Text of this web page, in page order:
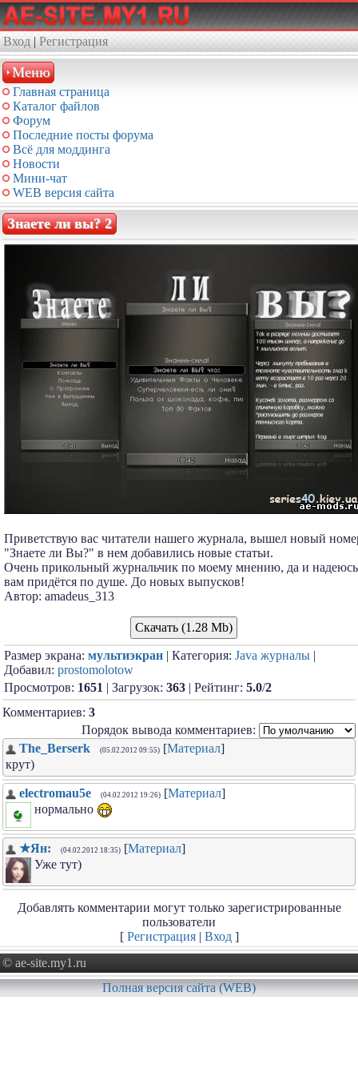
Вход | Регистрация
Меню
Главная страница
Каталог файлов
Форум
Последние посты форума
Всё для моддинга
Новости
Мини-чат
WEB версия сайта
Знаете ли вы? 2
Приветствую вас читатели нашего журнала, вышел новый
"Знаете ли Вы?" в нем добавились новые статьи.
Очень прикольный журнальчик по моему мнению, да и надеюсь
вам придётся по душе. До новых выпусков!
Автор: amadeus_313
Скачать (1.28 Mb)
Размер экрана: мультиэкран | Категория: Java журналы |
Добавил: prostomolotow
Просмотров: 1651 | Загрузок: 363 | Рейтинг: 5.0/2
Комментариев: 3
Порядок вывода комментариев:
The_Berserk
(05.02.2012 09:55) [Материал]
крут)
electromau5e (04.02.2012 19:26) [Материал]
нормально
★Ян: (04.02.2012 18:35) [Материал]
Уже тут)
Добавлять комментарии могут только зарегистрированные
пользователи
[ Регистрация| Вход]
© ae-site.my1.ru
Полная версия сайта (WEB)